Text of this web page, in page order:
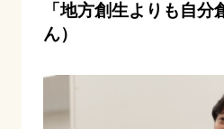
「地方創生よりも自分
ん）